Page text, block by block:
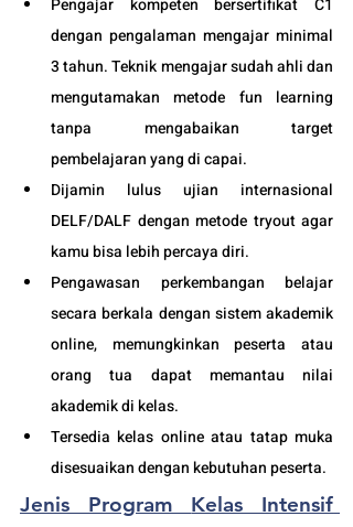
Pengajar kompeten bersertifikat C1
dengan pengalaman mengajar minimal
3 tahun. Teknik mengajar sudah ahli dan
mengutamakan metode fun learning
tanpa mengabaikan target
pembelajaran yang di capai.
Dijamin lulus ujian internasional
DELF/DALF dengan metode tryout agar
kamu bisa lebih percaya diri.
Pengawasan perkembangan belajar
secara berkala dengan sistem akademik
online, memungkinkan peserta atau
orang tua dapat memantau nilai
akademik di kelas.
Tersedia kelas online atau tatap muka
disesuaikan dengan kebutuhan peserta.
Jenis Program Kelas Intensif